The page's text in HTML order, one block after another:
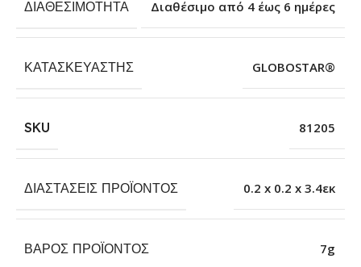
ΔΙΑΘΕΣΙΜΌΤΗΤΑ Διαθέσιμο από 4 έως 6 ημέρες
ΚΑΤΑΣΚΕΥΑΣΤΉΣ GLOBOSTAR®
SKU 81205
ΔΙΑΣΤΆΣΕΙΣ ΠΡΟΪΌΝΤΟΣ 0.2 x 0.2 x 3.4εκ
ΒΆΡΟΣ ΠΡΟΪΌΝΤΟΣ 7g